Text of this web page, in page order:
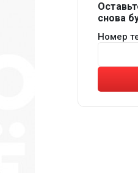
снова
Номер